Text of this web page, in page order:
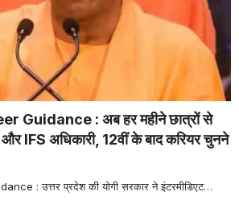
Guidance : अब हर महीने छात्रों से
IFS अधिकारी, 12वीं के बाद करियर चुनने
: उत्तर प्रदेश की योगी सरकार ने इंटरमीडिएट…